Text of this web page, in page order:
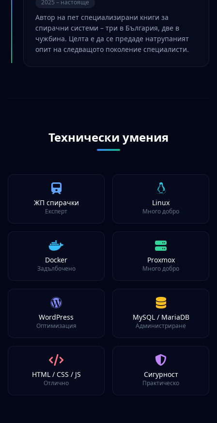
2025 – настояще
Автор на пет специализирани книги за
спирачни системи – три в България, две в
чужбина. Целта е да се предаде натрупаният
опит на следващото поколение специалисти.
Технически умения
ЖП спирачки
Експерт
Linux
Много добро
Docker
Задълбочено
Proxmox
Много добро
WordPress
Оптимизация
MySQL / MariaDB
Администриране
HTML / CSS / JS
Отлично
Сигурност
Практическо